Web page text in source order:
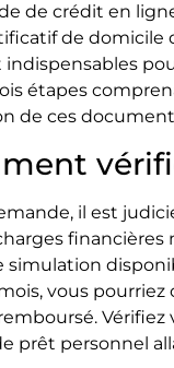
de crédit en
de
étapes
de ces
il est
financières
simulation
vous pourriez
prêt personnel